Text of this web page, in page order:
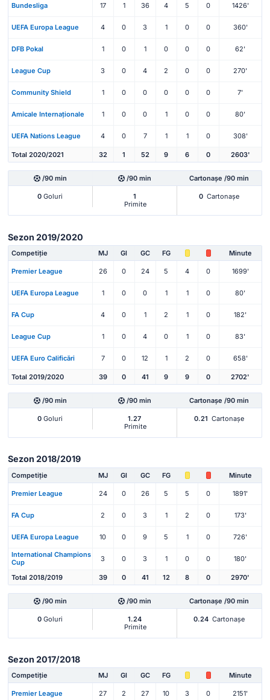
Bundesliga 17 1 36 4 5 0 1426'
UEFA Europa League 4 0 3 1 0 0 360'
DFB Pokal 1 0 1 0 0 0 62'
League Cup 3 0 4 2 0 0 270'
Community Shield 1 0 0 0 0 0 7'
Amicale Internaționale 1 0 0 1 0 0 80'
UEFA Nations League 4 0 7 1 1 0 308'
Total 2020/2021 32 1 52 9 6 0 2603'
/90 min /90 min Cartonașe /90 min
0 Goluri
1
Primite
0 Cartonașe
Sezon 2019/2020
Competiție MJ Gl GC FG Minute
Premier League 26 0 24 5 4 0 1699'
UEFA Europa League 1 0 0 1 1 0 80'
FA Cup 4 0 1 2 1 0 182'
League Cup 1 0 4 0 1 0 83'
UEFA Euro Calificări 7 0 12 1 2 0 658'
Total 2019/2020 39 0 41 9 9 0 2702'
/90 min /90 min Cartonașe /90 min
0 Goluri
1.27
Primite
0.21 Cartonașe
Sezon 2018/2019
Competiție MJ Gl GC FG Minute
Premier League 24 0 26 5 5 0 1891'
FA Cup 2 0 3 1 2 0 173'
UEFA Europa League 10 0 9 5 1 0 726'
International Champions
Cup
3 0 3 1 0 0 180'
Total 2018/2019 39 0 41 12 8 0 2970'
/90 min /90 min Cartonașe /90 min
0 Goluri
1.24
Primite
0.24 Cartonașe
Sezon 2017/2018
Competiție MJ Gl GC FG Minute
Premier League 27 2 27 10 3 0 2151'